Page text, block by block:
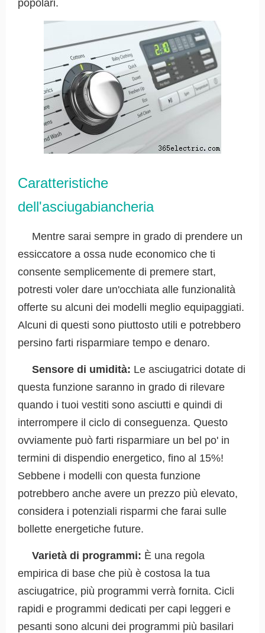
popolari.
Caratteristiche
dell'asciugabiancheria
Mentre sarai sempre in grado di prendere un
essiccatore a ossa nude economico che ti
consente semplicemente di premere start,
potresti voler dare un'occhiata alle funzionalità
offerte su alcuni dei modelli meglio equipaggiati.
Alcuni di questi sono piuttosto utili e potrebbero
persino farti risparmiare tempo e denaro.
Sensore di umidità: Le asciugatrici dotate di
questa funzione saranno in grado di rilevare
quando i tuoi vestiti sono asciutti e quindi di
interrompere il ciclo di conseguenza. Questo
ovviamente può farti risparmiare un bel po' in
termini di dispendio energetico, fino al 15%!
Sebbene i modelli con questa funzione
potrebbero anche avere un prezzo più elevato,
considera i potenziali risparmi che farai sulle
bollette energetiche future.
Varietà di programmi: È una regola
empirica di base che più è costosa la tua
asciugatrice, più programmi verrà fornita. Cicli
rapidi e programmi dedicati per capi leggeri e
pesanti sono alcuni dei programmi più basilari